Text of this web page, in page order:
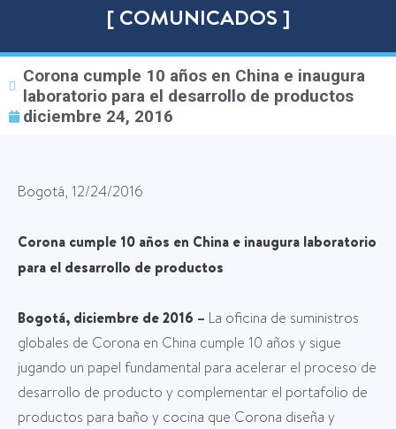
[ COMUNICADOS ]
Corona cumple 10 años en China e inaugura
laboratorio para el desarrollo de productos
diciembre 24, 2016
Bogotá, 12/24/2016
Corona cumple 10 años en China e inaugura laboratorio
para el desarrollo de productos
Bogotá, diciembre de 2016 – La oficina de suministros
globales de Corona en China cumple 10 años y sigue
jugando un papel fundamental para acelerar el proceso de
desarrollo de producto y complementar el portafolio de
productos para baño y cocina que Corona diseña y